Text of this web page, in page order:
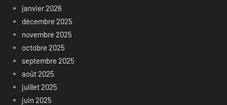
janvier 2026
décembre 2025
novembre 2025
octobre 2025
septembre 2025
août 2025
juillet 2025
juin 2025